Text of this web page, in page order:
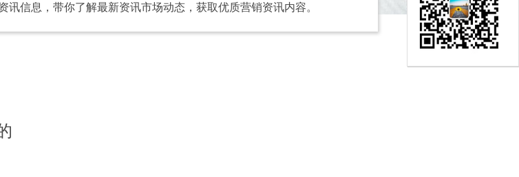
信息，带你了解最新资讯市场动态，获取优质营销资讯内容。